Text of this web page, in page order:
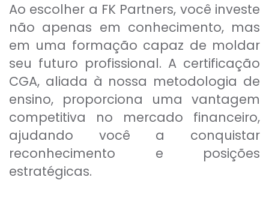
Ao escolher a FK Partners, você investe
não apenas em conhecimento, mas
em uma formação capaz de moldar
seu futuro profissional. A certificação
CGA, aliada à nossa metodologia de
ensino, proporciona uma vantagem
competitiva no mercado financeiro,
ajudando você a conquistar
reconhecimento e posições
estratégicas.